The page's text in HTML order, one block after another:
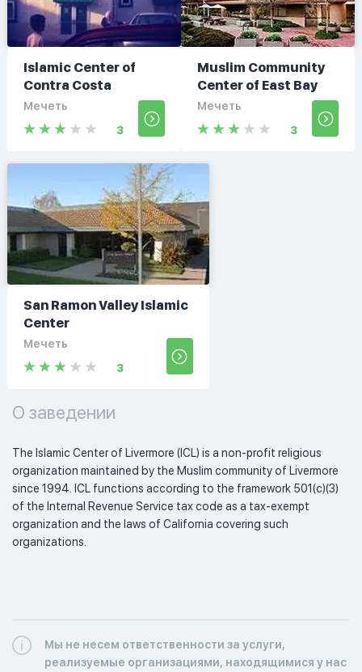
Islamic Center of
Contra Costa
Мечеть
3
Muslim Community
Center of East Bay
Мечеть
3
San Ramon Valley Islamic
Center
Мечеть
3
О заведении
The Islamic Center of Livermore (ICL) is a non-profit religious
organization maintained by the Muslim community of Livermore
since 1994. ICL functions according to the framework 501(c)(3)
of the Internal Revenue Service tax code as a tax-exempt
organization and the laws of California covering such
organizations.
Мы не несем ответственности за услуги,
реализуемые организациями, находящимися у нас